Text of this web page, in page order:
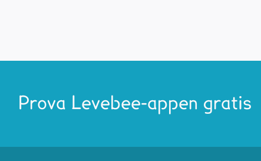
Prova Levebee-appen gratis